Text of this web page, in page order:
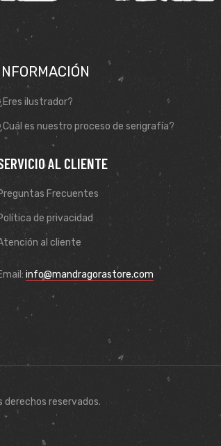
ilustrador?
es nuestro proceso de serigrafía?
AL CLIENTE
Frecuentes
de privacidad
al cliente
info@mandragorastore.com
reservados.